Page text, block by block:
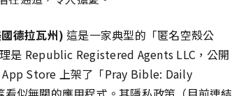
德拉瓦州) 這是一家典型的「匿名空殼公
是 Republic Registered Agents LLC，公開
App Store 上架了「Pray Bible: Daily